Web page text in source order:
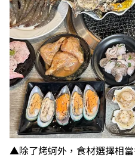
▲除了烤蚵外，食材選擇相